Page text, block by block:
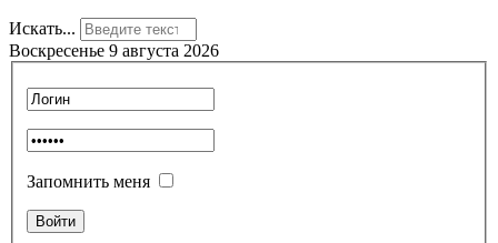
Искать...
Воскресенье 9 августа 2026
Запомнить меня